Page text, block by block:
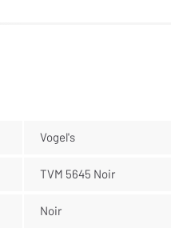
Vogel's
TVM 5645 Noir
Noir